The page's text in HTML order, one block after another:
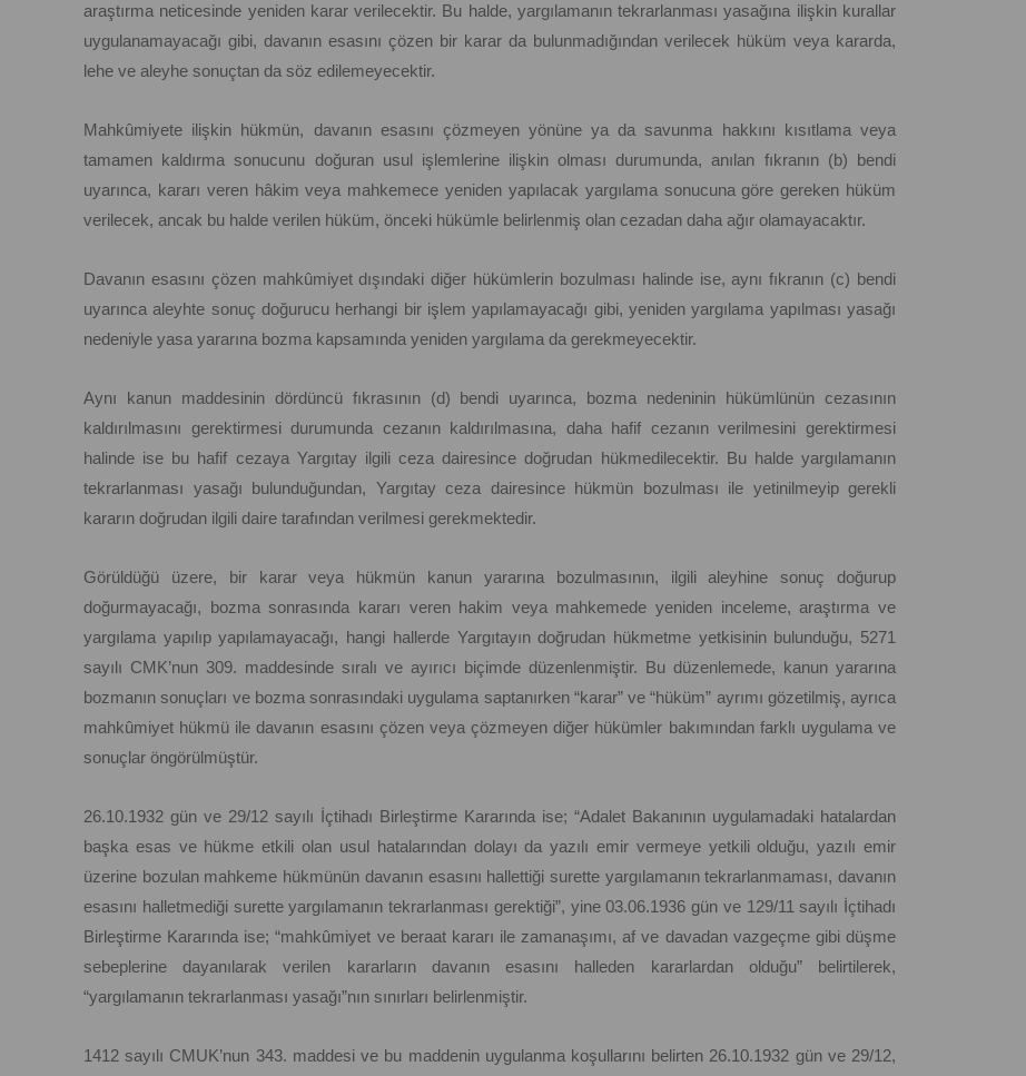
araştırma neticesinde yeniden karar verilecektir. Bu halde, yargılamanın tekrarlanması yasağına ilişkin kurallar
uygulanamayacağı gibi, davanın esasını çözen bir karar da bulunmadığından verilecek hüküm veya kararda,
lehe ve aleyhe sonuçtan da söz edilemeyecektir.
Mahkûmiyete ilişkin hükmün, davanın esasını çözmeyen yönüne ya da savunma hakkını kısıtlama veya
tamamen kaldırma sonucunu doğuran usul işlemlerine ilişkin olması durumunda, anılan fıkranın (b) bendi
uyarınca, kararı veren hâkim veya mahkemece yeniden yapılacak yargılama sonucuna göre gereken hüküm
verilecek, ancak bu halde verilen hüküm, önceki hükümle belirlenmiş olan cezadan daha ağır olamayacaktır.
Davanın esasını çözen mahkûmiyet dışındaki diğer hükümlerin bozulması halinde ise, aynı fıkranın (c) bendi
uyarınca aleyhte sonuç doğurucu herhangi bir işlem yapılamayacağı gibi, yeniden yargılama yapılması yasağı
nedeniyle yasa yararına bozma kapsamında yeniden yargılama da gerekmeyecektir.
Aynı kanun maddesinin dördüncü fıkrasının (d) bendi uyarınca, bozma nedeninin hükümlünün cezasının
kaldırılmasını gerektirmesi durumunda cezanın kaldırılmasına, daha hafif cezanın verilmesini gerektirmesi
halinde ise bu hafif cezaya Yargıtay ilgili ceza dairesince doğrudan hükmedilecektir. Bu halde yargılamanın
tekrarlanması yasağı bulunduğundan, Yargıtay ceza dairesince hükmün bozulması ile yetinilmeyip gerekli
kararın doğrudan ilgili daire tarafından verilmesi gerekmektedir.
Görüldüğü üzere, bir karar veya hükmün kanun yararına bozulmasının, ilgili aleyhine sonuç doğurup
doğurmayacağı, bozma sonrasında kararı veren hakim veya mahkemede yeniden inceleme, araştırma ve
yargılama yapılıp yapılamayacağı, hangi hallerde Yargıtayın doğrudan hükmetme yetkisinin bulunduğu, 5271
sayılı CMK’nun 309. maddesinde sıralı ve ayırıcı biçimde düzenlenmiştir. Bu düzenlemede, kanun yararına
bozmanın sonuçları ve bozma sonrasındaki uygulama saptanırken “karar” ve “hüküm” ayrımı gözetilmiş, ayrıca
mahkûmiyet hükmü ile davanın esasını çözen veya çözmeyen diğer hükümler bakımından farklı uygulama ve
sonuçlar öngörülmüştür.
26.10.1932 gün ve 29/12 sayılı İçtihadı Birleştirme Kararında ise; “Adalet Bakanının uygulamadaki hatalardan
başka esas ve hükme etkili olan usul hatalarından dolayı da yazılı emir vermeye yetkili olduğu, yazılı emir
üzerine bozulan mahkeme hükmünün davanın esasını hallettiği surette yargılamanın tekrarlanmaması, davanın
esasını halletmediği surette yargılamanın tekrarlanması gerektiği”, yine 03.06.1936 gün ve 129/11 sayılı İçtihadı
Birleştirme Kararında ise; “mahkûmiyet ve beraat kararı ile zamanaşımı, af ve davadan vazgeçme gibi düşme
sebeplerine dayanılarak verilen kararların davanın esasını halleden kararlardan olduğu” belirtilerek,
“yargılamanın tekrarlanması yasağı”nın sınırları belirlenmiştir.
1412 sayılı CMUK’nun 343. maddesi ve bu maddenin uygulanma koşullarını belirten 26.10.1932 gün ve 29/12,